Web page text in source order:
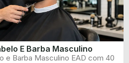
E Barba Masculino
e Barba Masculino EAD com 40